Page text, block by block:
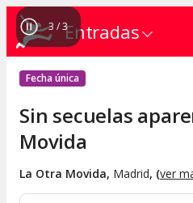
Entradas
3 /3
Fecha única
Sin secuelas
Movida
La Otra Movida, Madrid, (ver